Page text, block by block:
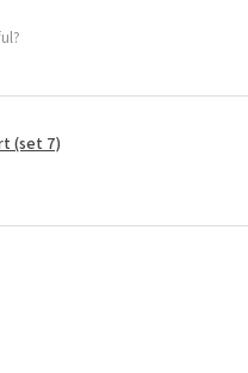
(set 7)